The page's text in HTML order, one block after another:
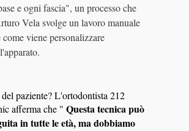
e ogni fascia", un processo che
Vela svolge un lavoro manuale
viene personalizzare
paziente? L'ortodontista 212
afferma che " Questa tecnica può
in tutte le età, ma dobbiamo